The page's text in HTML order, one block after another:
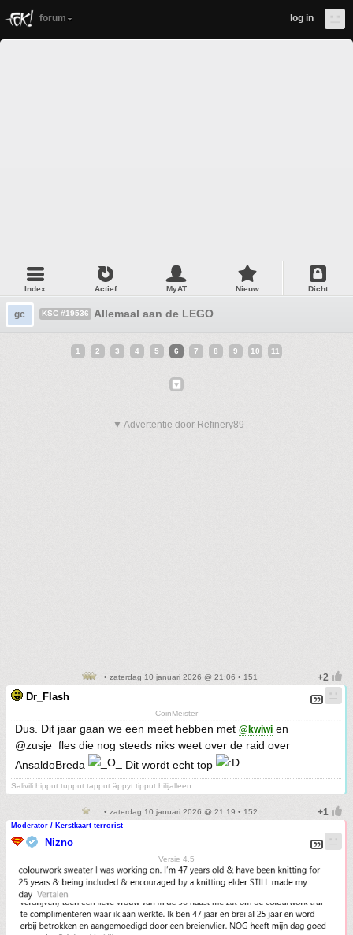
forum log in
Index Actief MyAT Nieuw Dicht
gc KSC #19536 Allemaal aan de LEGO
1 2 3 4 5 6 7 8 9 10 11
▼ Advertentie door Refinery89
• zaterdag 10 januari 2026 @ 21:06 • 151
Dr_Flash
CoinMeister
Dus. Dit jaar gaan we een meet hebben met @kwiwi en
@zusje_fles die nog steeds niks weet over de raid over
AnsaldoBreda
Dit wordt echt top
Salivili hipput tupput tapput äppyt tipput hilijalleen
• zaterdag 10 januari 2026 @ 21:19 • 152
Moderator / Kerstkaart terrorist
Nizno
Versie 4.5